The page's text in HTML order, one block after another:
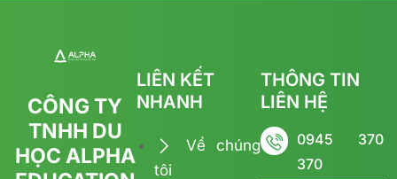
CÔNG TY
TNHH DU
HỌC ALPHA
LIÊN KẾT
NHANH
Về chúng
tôi
THÔNG TIN
LIÊN HỆ
0945 370
370